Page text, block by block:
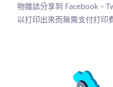
物雜誌分享到 Facebook、
以打印出來而無需支付打印